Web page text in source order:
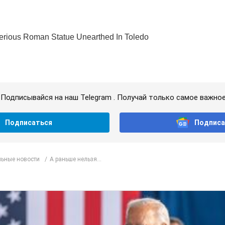
Подписывайся на наш Telegram . Получай только самое
Подписаться
новости А раньше нельзя...